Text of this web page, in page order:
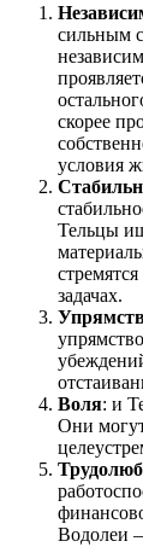
сильным
скорее
условия
Тельцы
задачах.
Воля: и
Они
Водолеи